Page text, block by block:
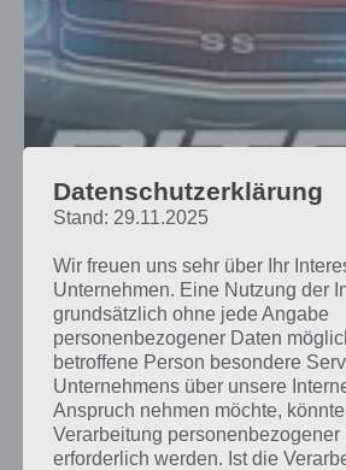
APPS
NITRO NATION ONLINE:
RACING FÜR
WINDOWS PHONE
PAUL STELZER-16. DEZEMBER 2015
[caption id="attachment_23547"
width="150"] Nitro Nation Online
Mobile[/caption] Wer sich schon
hat, mit PS-Boliden die Viertelmeile
Datenschutzerklärung
Stand: 29.11.2025
Wir freuen uns sehr über Ihr
Unternehmen. Eine Nutzung der
grundsätzlich ohne jede Angabe
personenbezogener Daten
betroffene Person besondere
Unternehmens über unsere
Anspruch nehmen möchte,
Verarbeitung personenbezogener
erforderlich werden. Ist die